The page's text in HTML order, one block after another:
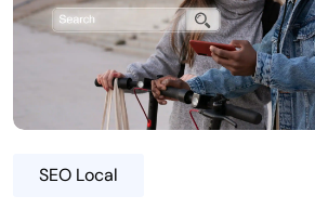
SEO Local